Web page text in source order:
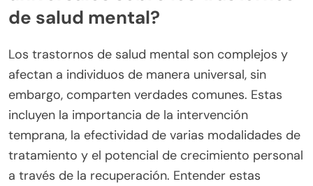
de salud mental?
Los trastornos de salud mental son complejos y
afectan a individuos de manera universal, sin
embargo, comparten verdades comunes. Estas
incluyen la importancia de la intervención
temprana, la efectividad de varias modalidades de
tratamiento y el potencial de crecimiento personal
a través de la recuperación. Entender estas